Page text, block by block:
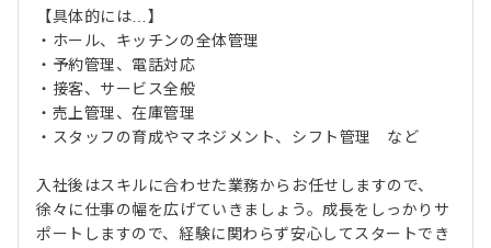
【具体的には…】
・ホール、キッチンの全体管理
・予約管理、電話対応
・接客、サービス全般
・売上管理、在庫管理
・スタッフの育成やマネジメント、シフト管理 など
入社後はスキルに合わせた業務からお任せしますので、
徐々に仕事の幅を広げていきましょう。成長をしっかりサ
ポートしますので、経験に関わらず安心してスタートでき